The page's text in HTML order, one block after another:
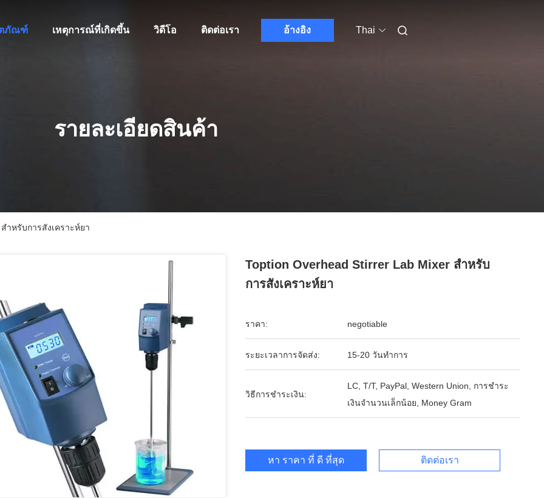
ภัณฑ์ เหตุการณ์ที่เกิดขึ้น วิดีโอ ติดต่อเรา อ้างอิง Thai
รายละเอียดสินค้า
าหรับการสังเคราะห์ยา
Toption Overhead Stirrer Lab Mixer สําหรับ
การสังเคราะห์ยา
ราคา: negotiable
ระยะเวลาการจัดส่ง: 15-20 วันทำการ
วิธีการชำระเงิน:
LC, T/T, PayPal, Western Union, การชำระ
เงินจำนวนเล็กน้อย, Money Gram
หา ราคา ที่ ดี ที่สุด ติดต่อเรา